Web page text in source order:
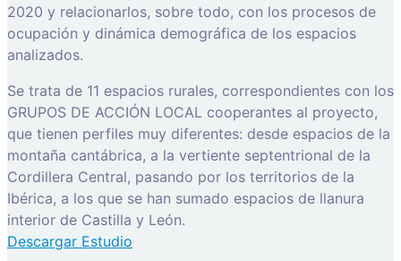
2020 y relacionarlos, sobre todo, con los procesos de
ocupación y dinámica demográfica de los espacios
analizados.
Se trata de 11 espacios rurales, correspondientes con los
GRUPOS DE ACCIÓN LOCAL cooperantes al proyecto,
que tienen perfiles muy diferentes: desde espacios de la
montaña cantábrica, a la vertiente septentrional de la
Cordillera Central, pasando por los territorios de la
Ibérica, a los que se han sumado espacios de llanura
interior de Castilla y León.
Descargar Estudio